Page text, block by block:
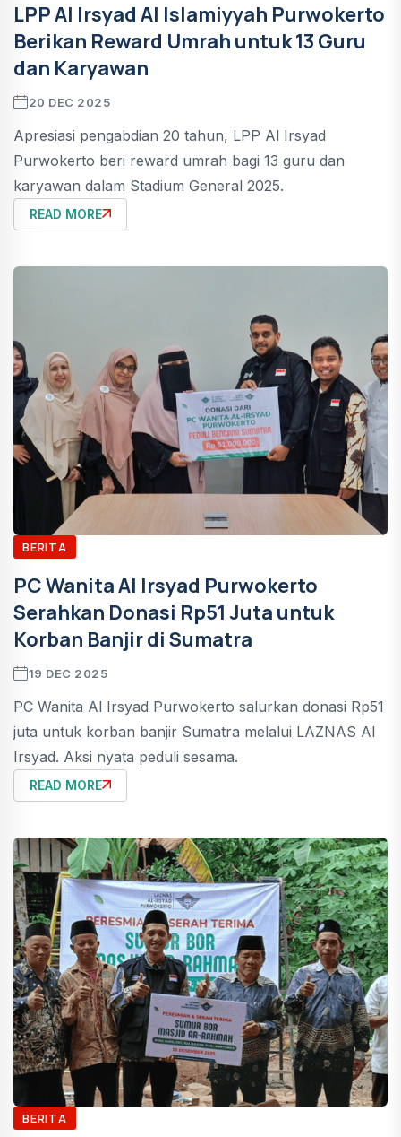
LPP Al Irsyad Al Islamiyyah Purwokerto
Berikan Reward Umrah untuk 13 Guru
dan Karyawan
20 DEC 2025
Apresiasi pengabdian 20 tahun, LPP Al Irsyad
Purwokerto beri reward umrah bagi 13 guru dan
karyawan dalam Stadium General 2025.
READ MORE
BERITA
PC Wanita Al Irsyad Purwokerto
Serahkan Donasi Rp51 Juta untuk
Korban Banjir di Sumatra
19 DEC 2025
PC Wanita Al Irsyad Purwokerto salurkan donasi Rp51
juta untuk korban banjir Sumatra melalui LAZNAS Al
Irsyad. Aksi nyata peduli sesama.
READ MORE
BERITA